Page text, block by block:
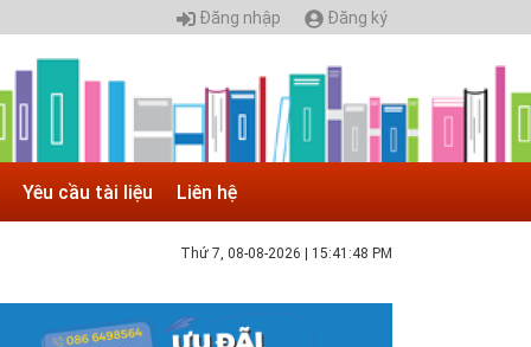
Đăng nhập Đăng ký
Yêu cầu tài liệu Liên hệ
Thứ 7, 08-08-2026 15:41:49 PM
Tuyển sinh 2025, Khoa kỹ thuật hạ tầng và môi